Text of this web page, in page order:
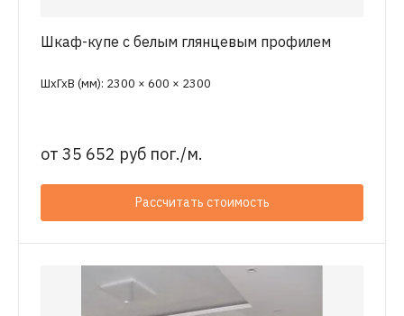
Шкаф-купе с белым глянцевым профилем
ШхГхВ (мм): 2300 × 600 × 2300
от 35 652 руб пог./м.
Рассчитать стоимость